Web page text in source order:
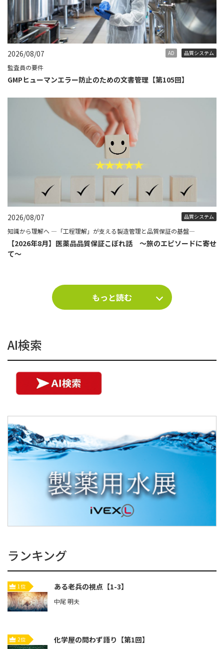
2026/08/07 AD 品質システム
監査員の要件
GMPヒューマンエラー防止のための文書管理【第105回】
2026/08/07 品質システム
知識から理解へ ―「工程理解」が支える製造管理と品質保証の基盤―
【2026年8月】医薬品品質保証こぼれ話 ～旅のエピソードに寄せ
て～
もっと読む
AI検索
ランキング
1位 ある老兵の視点【1-3】
中尾 明夫
2位 化学屋の問わず語り【第1回】